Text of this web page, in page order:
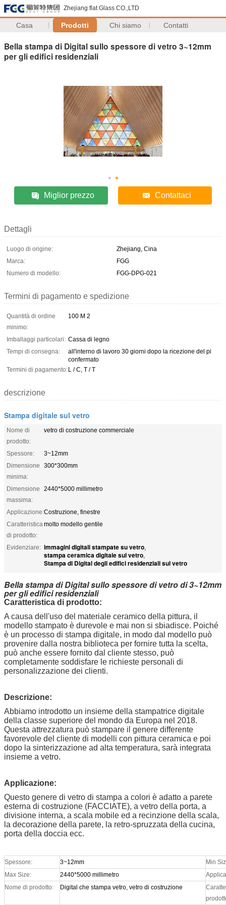
Zhejiang flat Glass CO.,LTD
Casa Prodotti Chi siamo Contatti
Bella stampa di Digital sullo spessore di vetro 3~12mm
per gli edifici residenziali
Miglior prezzo Contattaci
Dettagli
Luogo di origine:
Zhejiang, Cina
Marca:
FGG
Numero di modello:
FGG-DPG-021
Termini di pagamento e spedizione
Quantità di ordine
minimo:
100 M 2
Imballaggi particolari: Cassa di legno
Tempi di consegna:
all'interno di lavoro 30 giorni dopo la ricezione del pi
confermato
Termini di pagamento:L / C, T / T
descrizione
Stampa digitale sul vetro
Nome di
prodotto:
vetro di costruzione commerciale
Spessore:
3~12mm
Dimensione
minima:
300*300mm
Dimensione
massima:
2440*5000 millimetro
Applicazione:Costruzione, finestre
Caratteristica
di prodotto:
molto modello gentile
Evidenziare: immagini digitali stampate su vetro,
stampa ceramica digitale sul vetro,
Stampa di Digital degli edifici residenziali sul vetro
Bella stampa di Digital sullo spessore di vetro di 3~12mm
per gli edifici residenziali
Caratteristica di prodotto:
A causa dell'uso del materiale ceramico della pittura, il
modello stampato è durevole e mai non si sbiadisce. Poiché
è un processo di stampa digitale, in modo dal modello può
provenire dalla nostra biblioteca per fornire tutta la scelta,
può anche essere fornito dal cliente stesso, può
completamente soddisfare le richieste personali di
personalizzazione dei clienti.
Descrizione:
Abbiamo introdotto un insieme della stampatrice digitale
della classe superiore del mondo da Europa nel 2018.
Questa attrezzatura può stampare il genere differente
favorevole del cliente di modelli con pittura ceramica e poi
dopo la sinterizzazione ad alta temperatura, sarà integrata
insieme a vetro.
Applicazione:
Questo genere di vetro di stampa a colori è adatto a parete
esterna di costruzione (FACCIATE), a vetro della porta, a
divisione interna, a scala mobile ed a recinzione della scala,
la decorazione della parete, la retro-spruzzata della cucina,
porta della doccia ecc.
Spessore: 3~12mm
Min
Max Size:
2440*5000 millimetro
Nome di prodotto:
Digital che stampa vetro, vetro di costruzione